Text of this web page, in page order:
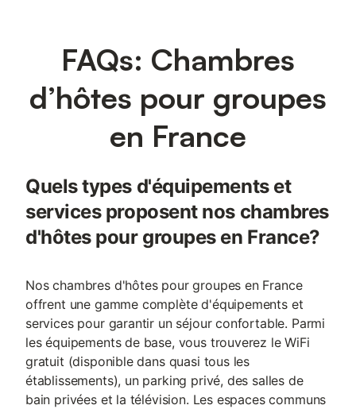
FAQs: Chambres
d’hôtes pour groupes
en France
Quels types d'équipements et
services proposent nos chambres
d'hôtes pour groupes en France?
Nos chambres d'hôtes pour groupes en France
offrent une gamme complète d'équipements et
services pour garantir un séjour confortable. Parmi
les équipements de base, vous trouverez le WiFi
gratuit (disponible dans quasi tous les
établissements), un parking privé, des salles de
bain privées et la télévision. Les espaces communs